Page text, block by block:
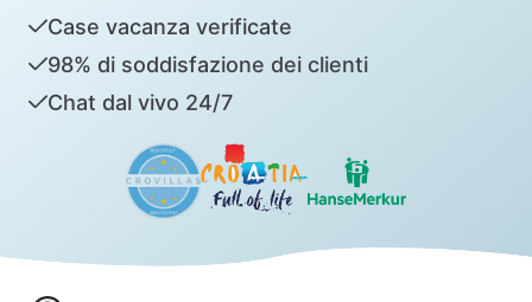
Case vacanza verificate
98% di soddisfazione dei clienti
Chat dal vivo 24/7